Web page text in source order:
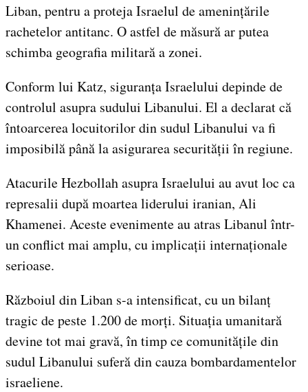
Liban, pentru a proteja Israelul de amenințările
rachetelor antitanc. O astfel de măsură ar putea
schimba geografia militară a zonei.
Conform lui Katz, siguranța Israelului depinde de
controlul asupra sudului Libanului. El a declarat că
întoarcerea locuitorilor din sudul Libanului va fi
imposibilă până la asigurarea securității în regiune.
Atacurile Hezbollah asupra Israelului au avut loc ca
represalii după moartea liderului iranian, Ali
Khamenei. Aceste evenimente au atras Libanul într-
un conflict mai amplu, cu implicații internaționale
serioase.
Războiul din Liban s-a intensificat, cu un bilanț
tragic de peste 1.200 de morți. Situația umanitară
devine tot mai gravă, în timp ce comunitățile din
sudul Libanului suferă din cauza bombardamentelor
israeliene.